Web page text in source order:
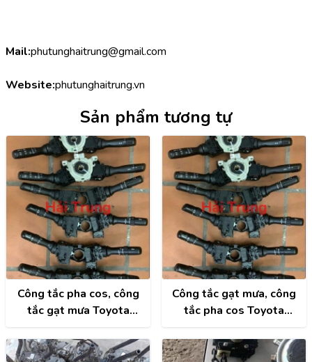
Mail:phutunghaitrung@gmail.com
Website:phutunghaitrung.vn
Sản phẩm tương tự
Công tắc pha cos, công
tắc gạt mưa Toyota
Xe
Công tắc gạt mưa, công
tắc pha cos Toyota
Xe